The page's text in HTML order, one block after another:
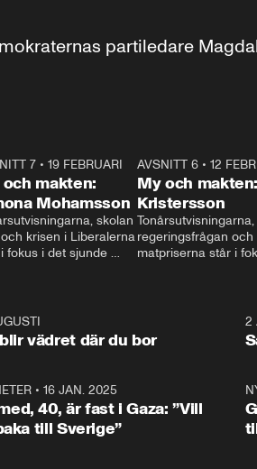
partiledare
24:30
7• 19 FEBRUARI
makten:
Mohamsson
skolan
krisen i Liberalerna
fokus i det sjunde
My
ställer
och
till svars.
AVSNITT 6 •12
My och
Kristersson
Tonårsutvisningarna,
regeringsfrågan och
matpriserna står i
Rohwedder ställer
statsminister Ulf
vädret där du bor
2
• 16 JAN. 2025
40, är fast i Gaza: ”Vill
till Sverige”